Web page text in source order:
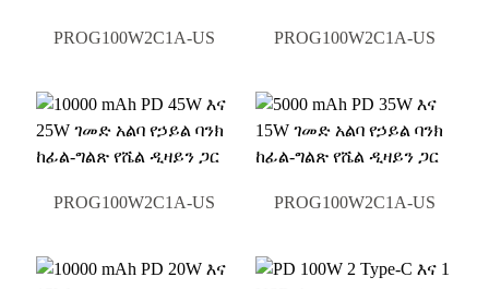
PROG100W2C1A-US PROG100W2C1A-US
PROG100W2C1A-US PROG100W2C1A-US